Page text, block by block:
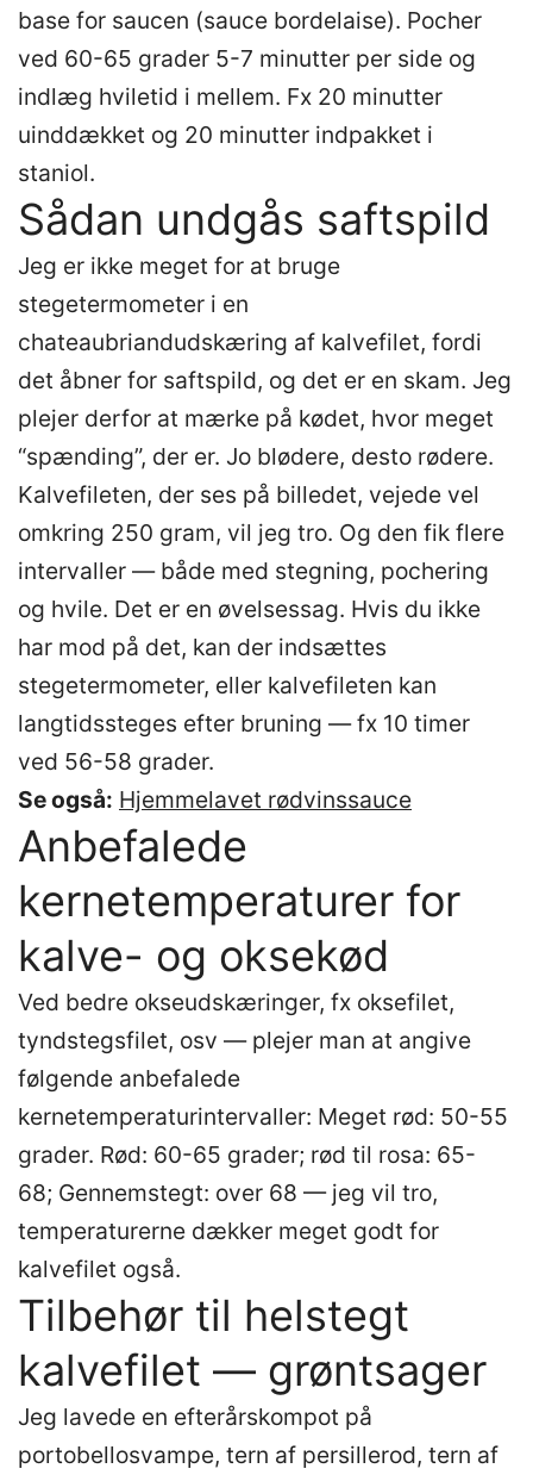
base for saucen (sauce bordelaise). Pocher
ved 60-65 grader 5-7 minutter per side og
indlæg hviletid i mellem. Fx 20 minutter
uinddækket og 20 minutter indpakket i
staniol.
Sådan undgås saftspild
Jeg er ikke meget for at bruge
stegetermometer i en
chateaubriandudskæring af kalvefilet, fordi
det åbner for saftspild, og det er en skam. Jeg
plejer derfor at mærke på kødet, hvor meget
“spænding”, der er. Jo blødere, desto rødere.
Kalvefileten, der ses på billedet, vejede vel
omkring 250 gram, vil jeg tro. Og den fik flere
intervaller — både med stegning, pochering
og hvile. Det er en øvelsessag. Hvis du ikke
har mod på det, kan der indsættes
stegetermometer, eller kalvefileten kan
langtidssteges efter bruning — fx 10 timer
ved 56-58 grader.
Se også: Hjemmelavet rødvinssauce
Anbefalede
kernetemperaturer for
kalve- og oksekød
Ved bedre okseudskæringer, fx oksefilet,
tyndstegsfilet, osv — plejer man at angive
følgende anbefalede
kernetemperaturintervaller: Meget rød: 50-55
grader. Rød: 60-65 grader; rød til rosa: 65-
68; Gennemstegt: over 68 — jeg vil tro,
temperaturerne dækker meget godt for
kalvefilet også.
Tilbehør til helstegt
kalvefilet — grøntsager
Jeg lavede en efterårskompot på
portobellosvampe, tern af persillerod, tern af